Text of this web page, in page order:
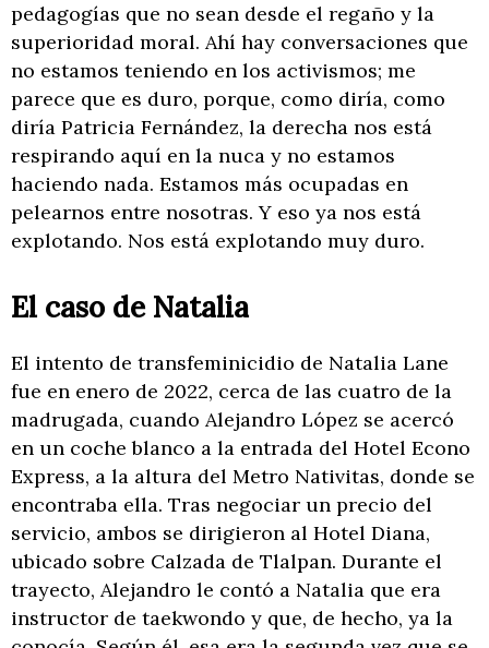
pedagogías que no sean desde el regaño y la
superioridad moral. Ahí hay conversaciones que
no estamos teniendo en los activismos; me
parece que es duro, porque, como diría, como
diría Patricia Fernández, la derecha nos está
respirando aquí en la nuca y no estamos
haciendo nada. Estamos más ocupadas en
pelearnos entre nosotras. Y eso ya nos está
explotando. Nos está explotando muy duro.
El caso de Natalia
El intento de transfeminicidio de Natalia Lane
fue en enero de 2022, cerca de las cuatro de la
madrugada, cuando Alejandro López se acercó
en un coche blanco a la entrada del Hotel Econo
Express, a la altura del Metro Nativitas, donde se
encontraba ella. Tras negociar un precio del
servicio, ambos se dirigieron al Hotel Diana,
ubicado sobre Calzada de Tlalpan. Durante el
trayecto, Alejandro le contó a Natalia que era
instructor de taekwondo y que, de hecho, ya la